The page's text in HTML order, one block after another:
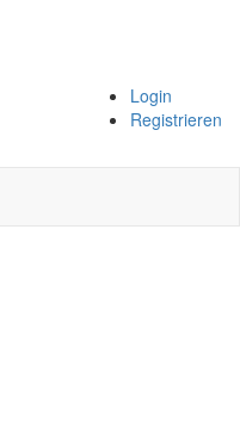
Login
Registrieren